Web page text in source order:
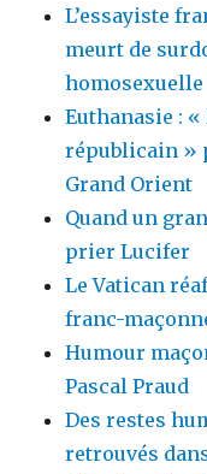
L’essayiste
meurt de
homosexuelle
Euthanasie :
républicain »
Grand Orient
Quand un
prier Lucifer
Le Vatican
franc-
Humour
Pascal Praud
Des restes
retrouvés